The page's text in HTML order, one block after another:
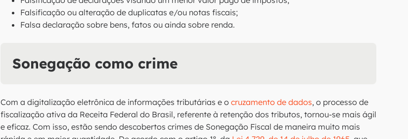
Falsificação ou alteração de duplicatas e/ou notas fiscais;
Falsa declaração sobre bens, fatos ou ainda sobre renda.
Sonegação como crime
Com a digitalização eletrônica de informações tributárias e o cruzamento de dados, o processo de
fiscalização ativa da Receita Federal do Brasil, referente à retenção dos tributos, tornou-se mais ágil
e eficaz. Com isso, estão sendo descobertos crimes de Sonegação Fiscal de maneira muito mais